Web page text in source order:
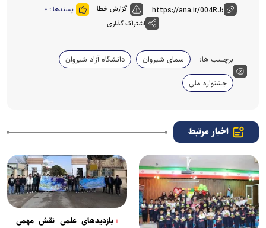
گزارش خطا پسندها : ۰
اشتراک گذاری
برچسب ها: سمای شیروان
دانشگاه آزاد شیروان
جشنواره ملی
اخبار مرتبط
بازدید‌های علمی نقش مهمی